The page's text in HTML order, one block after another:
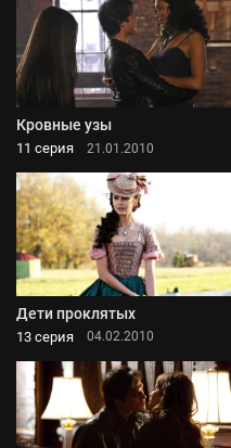
Кровные узы
11 серия 21.01.2010
Дети проклятых
13 серия 04.02.2010